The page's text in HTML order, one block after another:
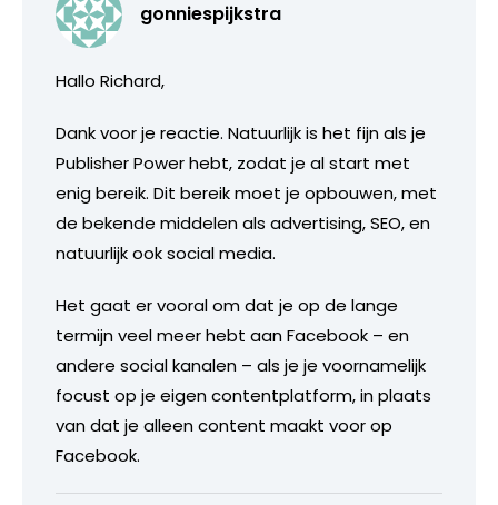
gonniespijkstra
Hallo Richard,
Dank voor je reactie. Natuurlijk is het fijn als je
Publisher Power hebt, zodat je al start met
enig bereik. Dit bereik moet je opbouwen, met
de bekende middelen als advertising, SEO, en
natuurlijk ook social media.
Het gaat er vooral om dat je op de lange
termijn veel meer hebt aan Facebook – en
andere social kanalen – als je je voornamelijk
focust op je eigen contentplatform, in plaats
van dat je alleen content maakt voor op
Facebook.